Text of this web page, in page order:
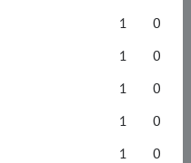
1
0
1
0
1
0
1
0
1 0